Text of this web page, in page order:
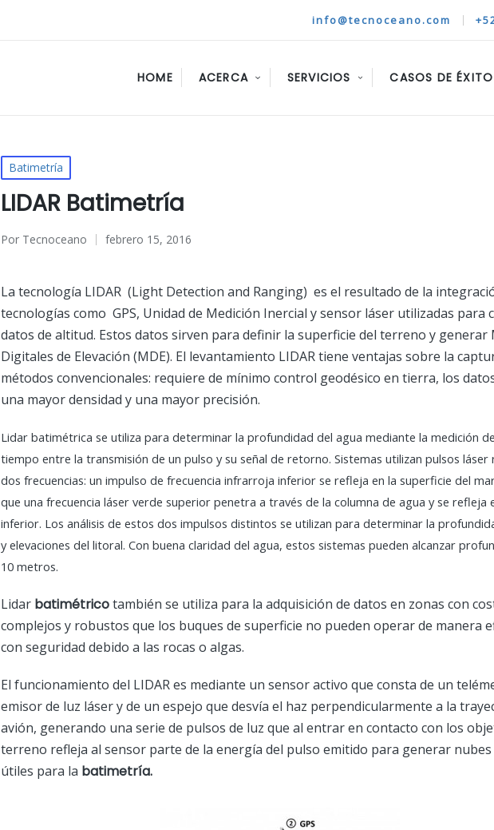
info@tecnoceano.com
HOME ACERCA SERVICIOS CASOS DE ÉXITO
Publicado
en
Batimetría
LIDAR Batimetría
Publicado
Por Tecnoceano febrero 15, 2016
La tecnología LIDAR (Light Detection and Ranging) es el resultado de la
tecnologías como GPS, Unidad de Medición Inercial y sensor láser utilizadas para
datos de altitud. Estos datos sirven para definir la superficie del terreno y generar
Digitales de Elevación (MDE). El levantamiento LIDAR tiene ventajas sobre la
métodos convencionales: requiere de mínimo control geodésico en tierra, los
una mayor densidad y una mayor precisión.
Lidar batimétrica se utiliza para determinar la profundidad del agua mediante la medición
tiempo entre la transmisión de un pulso y su señal de retorno. Sistemas utilizan pulsos láser
dos frecuencias: un impulso de frecuencia infrarroja inferior se refleja en la superficie del
que una frecuencia láser verde superior penetra a través de la columna de agua y se refleja
inferior. Los análisis de estos dos impulsos distintos se utilizan para determinar la
y elevaciones del litoral. Con buena claridad del agua, estos sistemas pueden alcanzar
10 metros.
Lidar batimétricotambién se utiliza para la adquisición de datos en zonas con
complejos y robustos que los buques de superficie no pueden operar de manera
con seguridad debido a las rocas o algas.
El funcionamiento del LIDAR es mediante un sensor activo que consta de un
emisor de luz láser y de un espejo que desvía el haz perpendicularmente a la
avión, generando una serie de pulsos de luz que al entrar en contacto con los
terreno refleja al sensor parte de la energía del pulso emitido para generar
útiles para la batimetría.